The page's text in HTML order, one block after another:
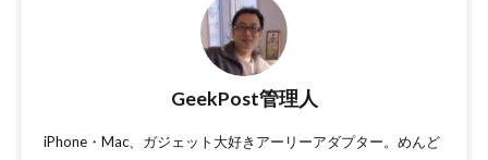
GeekPost管理人
iPhone・Mac、ガジェット大好きアーリーアダプター。めんど